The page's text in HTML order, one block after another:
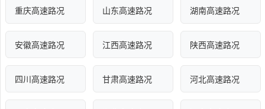
重庆高速路况 山东高速路况 湖南高速路况
安徽高速路况 江西高速路况 陕西高速路况
四川高速路况 甘肃高速路况 河北高速路况